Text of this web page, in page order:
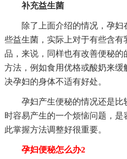
补充益生菌
除了上面介绍的情况，孕
些益生菌，实际上对于有些含有
品，来说，同样也有改善便秘的
方法，例如食用优格或酸奶来
决孕妇的身体不适有好处。
孕妇产生便秘的情况还是
时容易产生的一个烦恼问题，是
此掌握方法调整好很重要。
孕妇便秘怎么办2